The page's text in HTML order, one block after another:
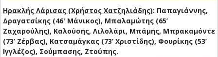
Ηρακλής Λάρισας (Χρήστος Χατζηλιάδης): Παπαγιάννης,
Δραγατσίκης (46' Μάνικος), Μπαλαμώτης (65’
Ζαχαρούλης), Καλούσης, Λιλολάρι, Μπάμης, Μπρακαμόντε
(73’ Ζέρβας), Κατσαμάγκας (73’ Χριστίδης), Φουρίκης (53’
Ιγγλέζος), Σούμπασης, Ζτούπης.